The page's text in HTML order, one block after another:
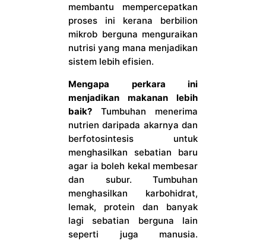
membantu mempercepatkan
proses ini kerana berbilion
mikrob berguna menguraikan
nutrisi yang mana menjadikan
sistem lebih efisien.
Mengapa perkara ini
menjadikan makanan lebih
baik? Tumbuhan menerima
nutrien daripada akarnya dan
berfotosintesis untuk
menghasilkan sebatian baru
agar ia boleh kekal membesar
dan subur. Tumbuhan
menghasilkan karbohidrat,
lemak, protein dan banyak
lagi sebatian berguna lain
seperti juga manusia.